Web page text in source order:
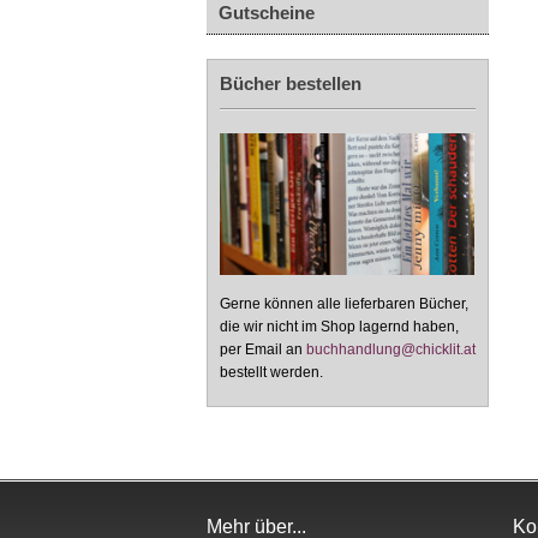
Gutscheine
Bücher bestellen
Gerne können alle lieferbaren Bücher,
die wir nicht im Shop lagernd haben,
per Email an buchhandlung@chicklit.at
bestellt werden.
Mehr über...